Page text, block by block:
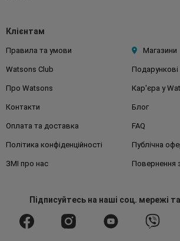
Клієнтам
Правила та умови Магазини
Watsons Club Подарункові
Про Watsons Кар'єра у
Контакти Блог
Оплата та доставка FAQ
Політика конфіденційності Публічна
ЗМІ про нас Повернення
Підписуйтесьна наші соц. мережі